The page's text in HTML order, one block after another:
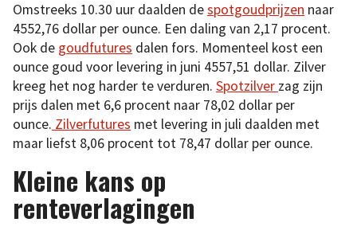
Omstreeks 10.30 uur daalden despotgoudprijzen naar
4552,76 dollar per ounce. Een daling van 2,17 procent.
Ook de goudfutures dalen fors. Momenteel kost een
ounce goud voor levering in juni 4557,51 dollar. Zilver
kreeg het nog harder te verduren. Spotzilver zag zijn
prijs dalen met 6,6 procent naar 78,02 dollar per
ounce. Zilverfutures met levering in juli daalden met
maar liefst 8,06 procent tot 78,47 dollar per ounce.
Kleine kans op
renteverlagingen